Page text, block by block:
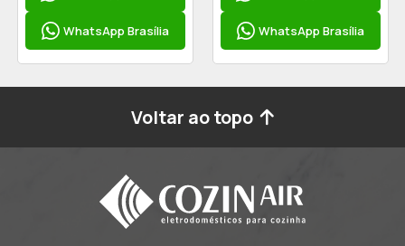
WhatsApp Brasília WhatsApp Brasília
Voltar ao topo